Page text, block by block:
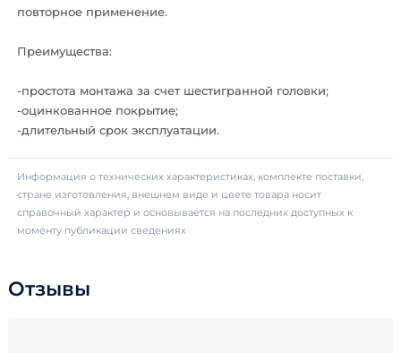
повторное применение.
Преимущества:
-простота монтажа за счет шестигранной головки;
-оцинкованное покрытие;
-длительный срок эксплуатации.
Информация о технических характеристиках, комплекте поставки,
стране изготовления, внешнем виде и цвете товара носит
справочный характер и основывается на последних доступных к
моменту публикации сведениях
Отзывы